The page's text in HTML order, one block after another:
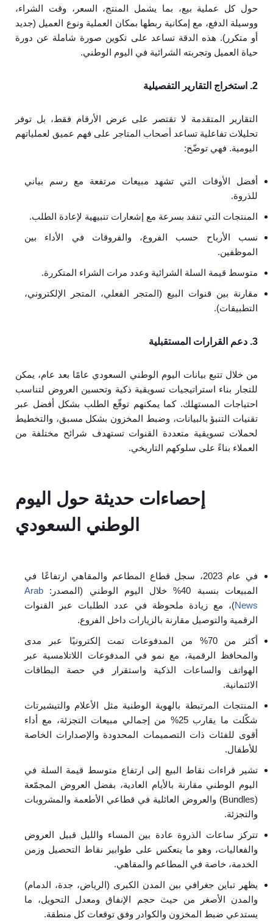
حول كل عملية بيع، بما يشمل المنتج، السعر، وقت الشراء،
ووسيلة الدفع، مع إمكانية ربطها بمكان العملية ونوع العميل (جديد
أو متكرر). هذه الدقة تساعد على تكوين صورة شاملة عن دورة
حياة العميل وتجربته الشرائية في اليوم الوطني.
2. استخراج التقارير التفصيلية
التقارير المتقدمة لا تقتصر على عرض الأرقام فقط، بل توفر
تحليلات تفاعلية تساعد أصحاب المتاجر على فهم عميق لعملياتهم
اليومية. فهي توضّح:
أفضل الأوقات التي تشهد مبيعات مرتفعة مع رسم بياني
للذروة.
المنتجات التي تنفد بسرعة مع إشعارات تنبيهية لإعادة الطلب.
نسب الأرباح حسب الفروع، والفروقات في الأداء بين
الموظفين.
متوسط قيمة السلة الشرائية وعدد مرات الشراء المتكررة.
مقارنة بين قنوات البيع (المتجر الفعلي، المتجر الإلكتروني،
التطبيقات).
3. دعم القرارات المستقبلية
من خلال تتبع بيانات اليوم الوطني السعودي عامًا بعد عام، يمكن
للتجار بناء استراتيجيات تسويقية ذكية وتحسين العروض لتناسب
احتياجات المستهلك. كما يمكنهم توقّع الطلب بشكل أفضل عبر
تقنيات التنبؤ بالبيانات، وضبط المخزون بشكل مسبق، والتخطيط
لحملات تسويقية متعددة القنوات تستهدف شرائح مختلفة من
العملاء بناءً على سلوكهم التاريخي.
إحصاءات حديثة حول اليوم
الوطني السعودي
في عام 2023، سجل قطاع المطاعم والمقاهي ارتفاعًا في
المبيعات بنسبة 40% خلال اليوم الوطني (المصدر:
Arab
News)، مع زيادة ملحوظة في عدد الطلبات عبر القنوات
الرقمية والتوصيل مقارنة بالزيارات داخل الفروع.
أكثر من 70% من المدفوعات تمت إلكترونيًا عبر مدى
والمحافظ الرقمية، مع نمو في المدفوعات اللاتلامسية عبر
الهواتف والساعات الذكية واستقرار في حصة البطاقات
الائتمانية.
المنتجات المرتبطة بالهوية الوطنية مثل الأعلام والتيشيرتات
شكّلت ما يقارب 25% من إجمالي مبيعات التجزئة، مع أداء
أقوى للفئات ذات التصميمات المحدودة والإصدارات الخاصة
للأطفال.
تشير قراءات نقاط البيع إلى ارتفاع متوسط قيمة السلة في
اليوم الوطني مقارنة بالأيام العادية، بفضل العروض المجمّعة
(Bundles) والعروض العائلية في قطاعي الأطعمة والمشروبات
والتجزئة.
تتركز ساعات الذروة عادة بين المساء والليل قبيل العروض
والفعاليات، وهو ما ينعكس على طوابير نقاط التحصيل وزمن
الخدمة، خاصة في المطاعم والمقاهي.
يظهر تباين جغرافي بين المدن الكبرى (الرياض، جدة، الدمام)
والمدن الأصغر من حيث حجم الإنفاق ومعدل التحويل، ما
يستدعي ضبط المخزون والكوادر وفق توقعات كل منطقة.